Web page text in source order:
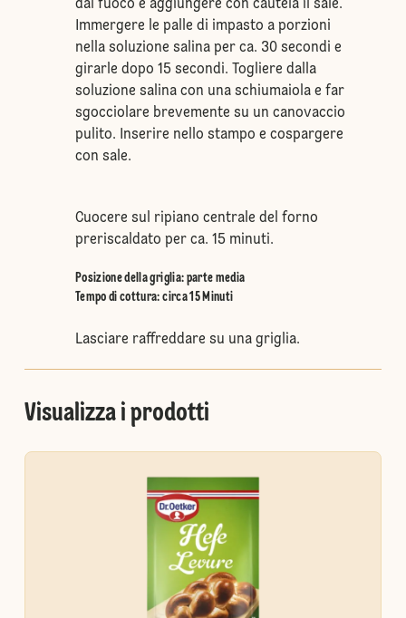
dal fuoco e aggiungere con cautela il sale.
Immergere le palle di impasto a porzioni
nella soluzione salina per ca. 30 secondi e
girarle dopo 15 secondi. Togliere dalla
soluzione salina con una schiumaiola e far
sgocciolare brevemente su un canovaccio
pulito. Inserire nello stampo e cospargere
con sale.
Cuocere sul ripiano centrale del forno
preriscaldato per ca. 15 minuti.
Posizione della griglia: parte media
Tempo di cottura: circa 15 Minuti
Lasciare raffreddare su una griglia.
Visualizza i prodotti